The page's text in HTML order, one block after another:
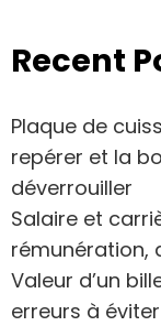
Recent
Plaque de
repérer et la
déverrouiller
Salaire et
rémunération,
Valeur d’un
erreurs à